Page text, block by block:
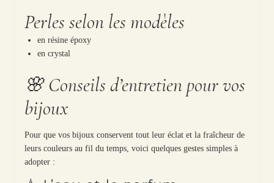
Perles selon les modèles
en résine époxy
en crystal
🌸 Conseils d’entretien pour vos
bijoux
Pour que vos bijoux conservent tout leur éclat et la fraîcheur de
leurs couleurs au fil du temps, voici quelques gestes simples à
adopter :